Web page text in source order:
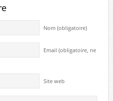
Nom (obligatoire)
Email (obligatoire, ne
Site web